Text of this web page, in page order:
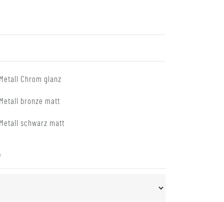
Chrom glanz
bronze matt
schwarz matt